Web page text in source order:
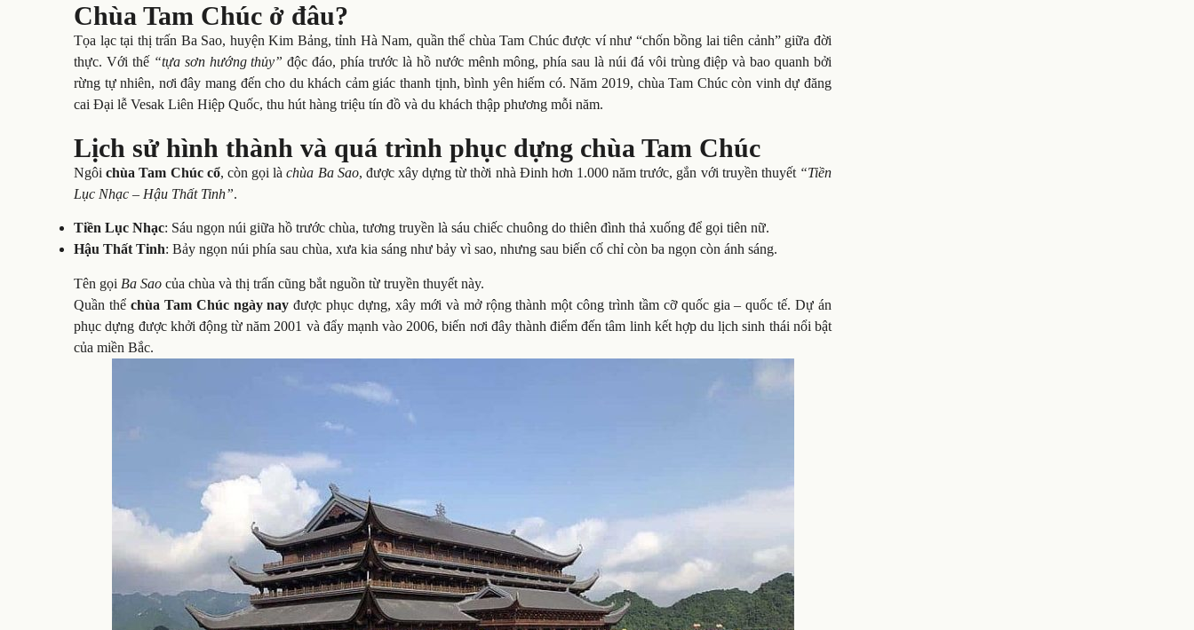
Chùa Tam Chúc ở đâu?
Tọa lạc tại thị trấn Ba Sao, huyện Kim Bảng, tỉnh Hà Nam, quần thể chùa Tam Chúc được ví như “chốn bồng lai tiên cảnh” giữa đời
thực. Với thế “tựa sơn hướng thủy” độc đáo, phía trước là hồ nước mênh mông, phía sau là núi đá vôi trùng điệp và bao quanh bởi
rừng tự nhiên, nơi đây mang đến cho du khách cảm giác thanh tịnh, bình yên hiếm có. Năm 2019, chùa Tam Chúc còn vinh dự đăng
cai Đại lễ Vesak Liên Hiệp Quốc, thu hút hàng triệu tín đồ và du khách thập phương mỗi năm.
Lịch sử hình thành và quá trình phục dựng chùa Tam Chúc
Ngôichùa Tam Chúc cổ, còn gọi làchùa Ba Sao, được xây dựng từ thời nhà Đinh hơn 1.000 năm trước, gắn với truyền thuyết “Tiền
Lục Nhạc – Hậu Thất Tinh”.
Tiền Lục Nhạc: Sáu ngọn núi giữa hồ trước chùa, tương truyền là sáu chiếc chuông do thiên đình thả xuống để gọi tiên nữ.
Hậu Thất Tinh: Bảy ngọn núi phía sau chùa, xưa kia sáng như bảy vì sao, nhưng sau biến cố chỉ còn ba ngọn còn ánh sáng.
Tên gọi Ba Sao của chùa và thị trấn cũng bắt nguồn từ truyền thuyết này.
Quần thể chùa Tam Chúc ngày nay được phục dựng, xây mới và mở rộng thành một công trình tầm cỡ quốc gia – quốc tế. Dự án
phục dựng được khởi động từ năm 2001 và đẩy mạnh vào 2006, biến nơi đây thành điểm đến tâm linh kết hợp du lịch sinh thái nổi bật
của miền Bắc.